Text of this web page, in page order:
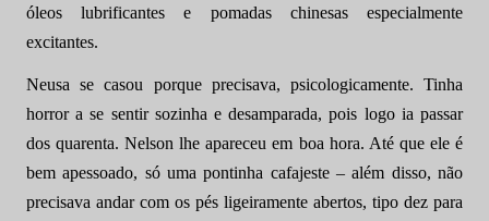
óleos lubrificantes e pomadas chinesas especialmente
excitantes.
Neusa se casou porque precisava, psicologicamente. Tinha
horror a se sentir sozinha e desamparada, pois logo ia passar
dos quarenta. Nelson lhe apareceu em boa hora. Até que ele é
bem apessoado, só uma pontinha cafajeste – além disso, não
precisava andar com os pés ligeiramente abertos, tipo dez para